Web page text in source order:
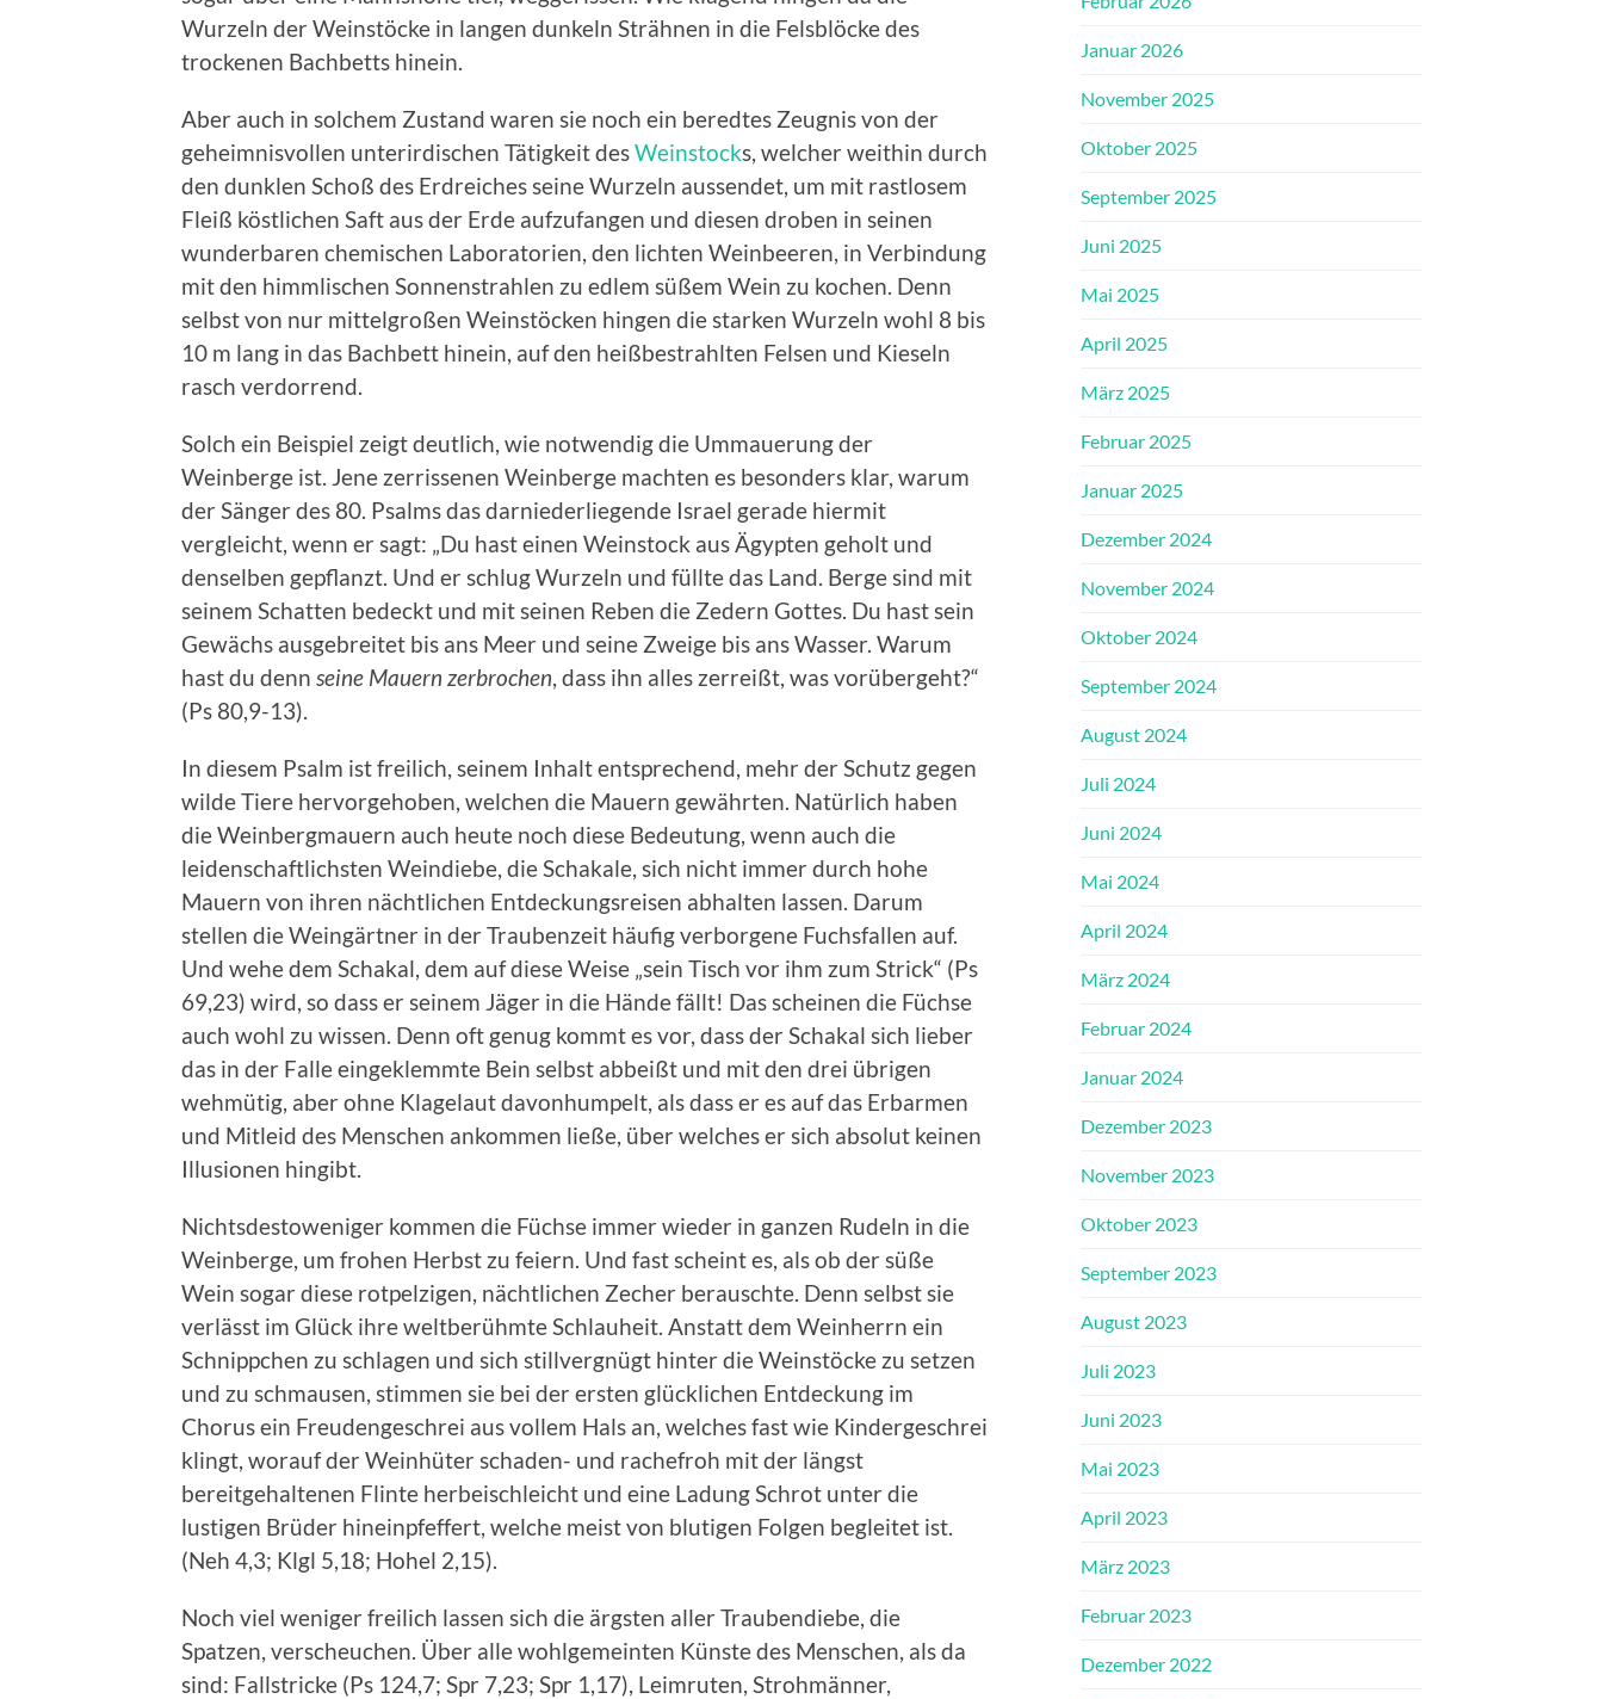
Wurzeln der Weinstöcke in langen dunkeln Strähnen in die Felsblöcke des
trockenen Bachbetts hinein.
Aber auch in solchem Zustand waren sie noch ein beredtes Zeugnis von der
geheimnisvollen unterirdischen Tätigkeit desWeinstocks, welcher weithin durch
den dunklen Schoß des Erdreiches seine Wurzeln aussendet, um mit rastlosem
Fleiß köstlichen Saft aus der Erde aufzufangen und diesen droben in seinen
wunderbaren chemischen Laboratorien, den lichten Weinbeeren, in Verbindung
mit den himmlischen Sonnenstrahlen zu edlem süßem Wein zu kochen. Denn
selbst von nur mittelgroßen Weinstöcken hingen die starken Wurzeln wohl 8 bis
10 m lang in das Bachbett hinein, auf den heißbestrahlten Felsen und Kieseln
rasch verdorrend.
Solch ein Beispiel zeigt deutlich, wie notwendig die Ummauerung der
Weinberge ist. Jene zerrissenen Weinberge machten es besonders klar, warum
der Sänger des 80. Psalms das darniederliegende Israel gerade hiermit
vergleicht, wenn er sagt: „Du hast einen Weinstock aus Ägypten geholt und
denselben gepflanzt. Und er schlug Wurzeln und füllte das Land. Berge sind mit
seinem Schatten bedeckt und mit seinen Reben die Zedern Gottes. Du hast sein
Gewächs ausgebreitet bis ans Meer und seine Zweige bis ans Wasser. Warum
hast du denn seine Mauern zerbrochen , dass ihn alles zerreißt, was vorübergeht?“
(Ps 80,9-13).
In diesem Psalm ist freilich, seinem Inhalt entsprechend, mehr der Schutz gegen
wilde Tiere hervorgehoben, welchen die Mauern gewährten. Natürlich haben
die Weinbergmauern auch heute noch diese Bedeutung, wenn auch die
leidenschaftlichsten Weindiebe, die Schakale, sich nicht immer durch hohe
Mauern von ihren nächtlichen Entdeckungsreisen abhalten lassen. Darum
stellen die Weingärtner in der Traubenzeit häufig verborgene Fuchsfallen auf.
Und wehe dem Schakal, dem auf diese Weise „sein Tisch vor ihm zum Strick“ (Ps
69,23) wird, so dass er seinem Jäger in die Hände fällt! Das scheinen die Füchse
auch wohl zu wissen. Denn oft genug kommt es vor, dass der Schakal sich lieber
das in der Falle eingeklemmte Bein selbst abbeißt und mit den drei übrigen
wehmütig, aber ohne Klagelaut davonhumpelt, als dass er es auf das Erbarmen
und Mitleid des Menschen ankommen ließe, über welches er sich absolut keinen
Illusionen hingibt.
Nichtsdestoweniger kommen die Füchse immer wieder in ganzen Rudeln in die
Weinberge, um frohen Herbst zu feiern. Und fast scheint es, als ob der süße
Wein sogar diese rotpelzigen, nächtlichen Zecher berauschte. Denn selbst sie
verlässt im Glück ihre weltberühmte Schlauheit. Anstatt dem Weinherrn ein
Schnippchen zu schlagen und sich stillvergnügt hinter die Weinstöcke zu setzen
und zu schmausen, stimmen sie bei der ersten glücklichen Entdeckung im
Chorus ein Freudengeschrei aus vollem Hals an, welches fast wie Kindergeschrei
klingt, worauf der Weinhüter schaden- und rachefroh mit der längst
bereitgehaltenen Flinte herbeischleicht und eine Ladung Schrot unter die
lustigen Brüder hineinpfeffert, welche meist von blutigen Folgen begleitet ist.
(Neh 4,3; Klgl 5,18; Hohel 2,15).
Noch viel weniger freilich lassen sich die ärgsten aller Traubendiebe, die
Spatzen, verscheuchen. Über alle wohlgemeinten Künste des Menschen, als da
sind: Fallstricke (Ps 124,7; Spr 7,23; Spr 1,17), Leimruten, Strohmänner,
Januar 2026
November 2025
Oktober 2025
September 2025
Juni 2025
Mai 2025
April 2025
März 2025
Februar 2025
Januar 2025
Dezember 2024
November 2024
Oktober 2024
September 2024
August 2024
Juli 2024
Juni 2024
Mai 2024
April 2024
März 2024
Februar 2024
Januar 2024
Dezember 2023
November 2023
Oktober 2023
September 2023
August 2023
Juli 2023
Juni 2023
Mai 2023
April 2023
März 2023
Februar 2023
Dezember 2022